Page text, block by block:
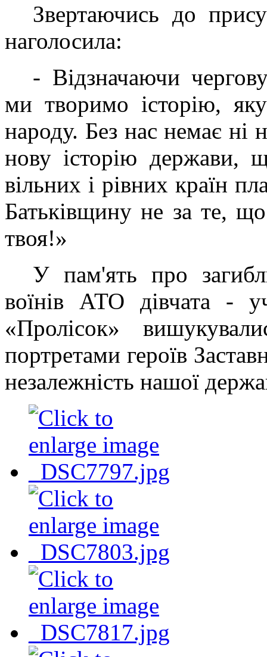
Звертаючись до
наголосила:
- Відзначаючи
ми творимо історію,
народу. Без нас немає ні
нову історію держави,
вільних і рівних країн
Батьківщину не за те,
твоя!»
У пам'ять про
воїнів АТО дівчата -
«Пролісок»
портретами героїв
незалежність нашої